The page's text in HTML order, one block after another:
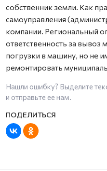
собственник земли. Как
самоуправления
компании. Региональный
ответственность за вывоз
погрузки в машину, но не
ремонтировать
Нашли ошибку? Выделите
и отправьте ее нам.